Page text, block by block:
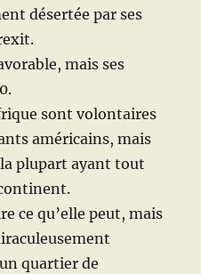
désertée par ses
mais ses
sont volontaires
américains, mais
plupart ayant tout
ce qu’elle peut, mais
quartier de